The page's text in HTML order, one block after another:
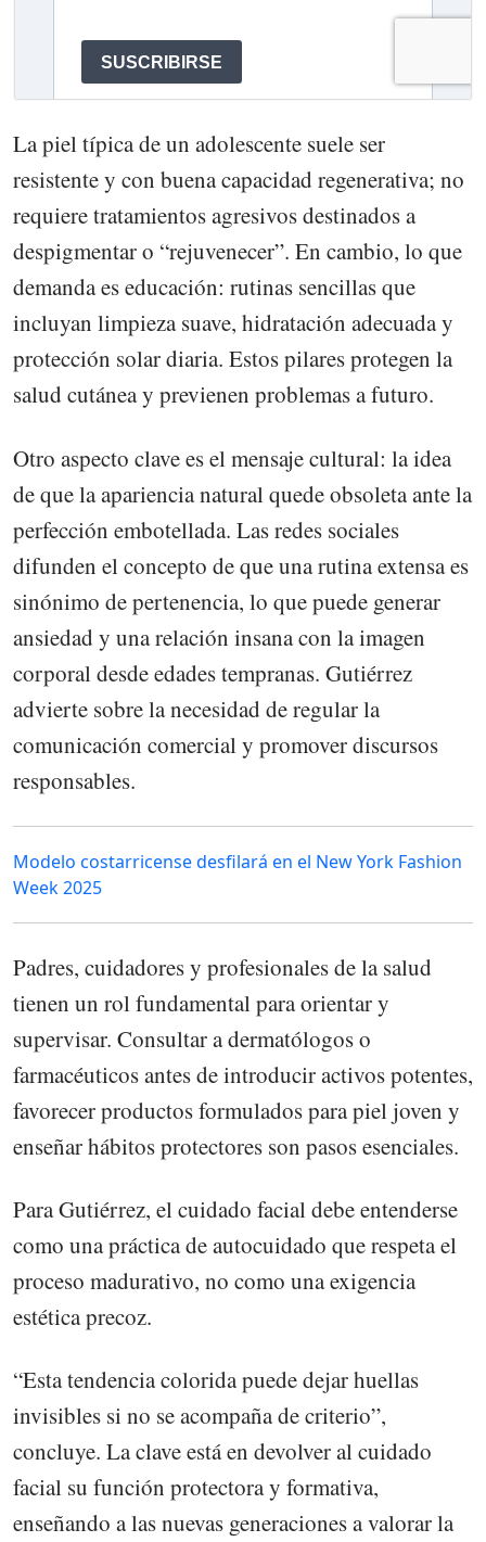
La piel típica de un adolescente suele ser
resistente y con buena capacidad regenerativa; no
requiere tratamientos agresivos destinados a
despigmentar o “rejuvenecer”. En cambio, lo que
demanda es educación: rutinas sencillas que
incluyan limpieza suave, hidratación adecuada y
protección solar diaria. Estos pilares protegen la
salud cutánea y previenen problemas a futuro.
Otro aspecto clave es el mensaje cultural: la idea
de que la apariencia natural quede obsoleta ante la
perfección embotellada. Las redes sociales
difunden el concepto de que una rutina extensa es
sinónimo de pertenencia, lo que puede generar
ansiedad y una relación insana con la imagen
corporal desde edades tempranas. Gutiérrez
advierte sobre la necesidad de regular la
comunicación comercial y promover discursos
responsables.
Modelo costarricense desfilará en el New York Fashion
Week 2025
Padres, cuidadores y profesionales de la salud
tienen un rol fundamental para orientar y
supervisar. Consultar a dermatólogos o
farmacéuticos antes de introducir activos potentes,
favorecer productos formulados para piel joven y
enseñar hábitos protectores son pasos esenciales.
Para Gutiérrez, el cuidado facial debe entenderse
como una práctica de autocuidado que respeta el
proceso madurativo, no como una exigencia
estética precoz.
“Esta tendencia colorida puede dejar huellas
invisibles si no se acompaña de criterio”,
concluye. La clave está en devolver al cuidado
facial su función protectora y formativa,
enseñando a las nuevas generaciones a valorar la